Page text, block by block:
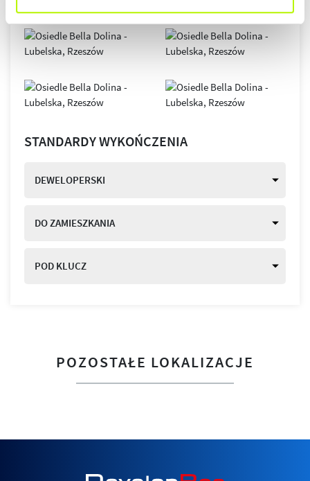
STANDARDY WYKOŃCZENIA
DEWELOPERSKI
DO ZAMIESZKANIA
POD KLUCZ
POZOSTAŁE LOKALIZACJE